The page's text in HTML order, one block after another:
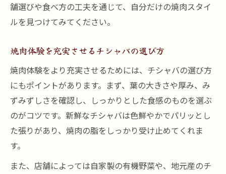
舗選びや食べ方の工夫を通じて、自分だけの焼肉スタイ
ルを見つけてみてください。
焼肉体験を充実させるチシャバの選び方
焼肉体験をより充実させるためには、チシャバの選び方
にもポイントがあります。まず、葉の大きさや厚み、み
ずみずしさを確認し、しっかりとした食感のものを選ぶ
のがコツです。新鮮なチシャバは色鮮やかでパリッとし
た張りがあり、焼肉の脂をしっかり受け止めてくれま
す。
また、店舗によっては自家製の有機野菜や、地元産のチ